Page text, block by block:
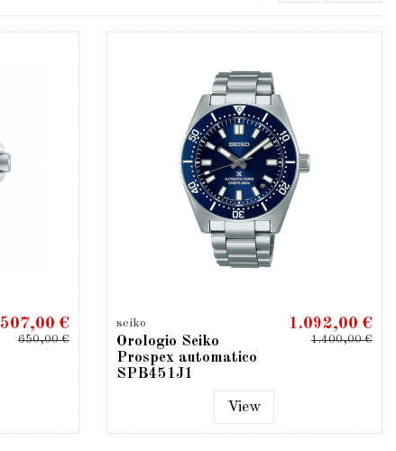
507,00 €
650,00 €
seiko
Orologio Seiko
Prospex automatico
SPB451J1
1.092,00 €
1.400,00 €
View